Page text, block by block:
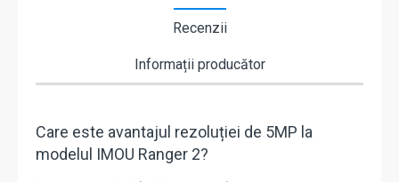
Recenzii
Informații producător
Care este avantajul rezoluției de 5MP la
modelul IMOU Ranger 2?